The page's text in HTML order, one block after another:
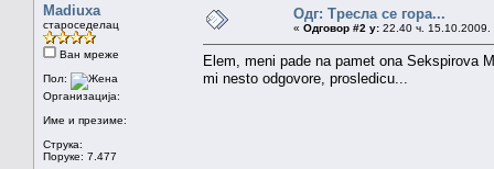
Madiuxa
староседелац
Ван мреже
Пол:
Организација:
Име и презиме:
Струка:
Поруке: 7.477
Одг: Тресла се гора...
« Одговор #2 у: 22.40 ч. 15.10.2009.
Elem, meni pade na pamet ona Sekspirova
mi nesto odgovore, prosledicu...